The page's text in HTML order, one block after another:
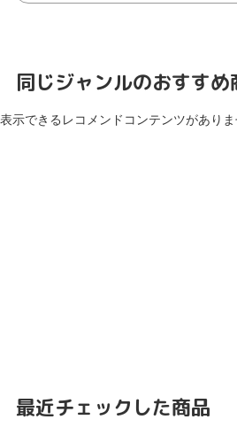
同じジャンルのおすすめ
表示できるレコメンドコンテンツがありま
最近チェックした商品